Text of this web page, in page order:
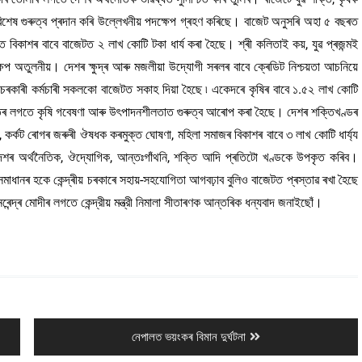
গুৰুত্ব প্ৰদান কৰি উল্লেখনীয় পদক্ষেপ গ্ৰহণ কৰিছে। বাজেট অনুসৰি অহা ৫ বছৰত
বাবে বাজেটত ২ লাখ কোটি টকা ধাৰ্য কৰা হৈছে। শ্ৰী কলিতাই কয়, যুৱ প্ৰজন্মই
অতুলনীয়। দেশৰ ক্ষুদ্ৰ আৰু মজলীয়া উদ্যোগী সৰলৰ বাবে ক্ৰেডিট নিশ্চয়তা আচনিয়ে
কৰ্মচাৰী সকলকো বাজেটত সকাহ দিয়া হৈছে ৷ একেদৰে কৃষিৰ বাবে ১.৫২ লাখ কোটি
লগতে কৃষি গবেষণা আৰু উৎপাদনশীলতাত গুৰুত্ব আৰোপ কৰা হৈছে। দেশৰ শক্তিখণ্ডৰ
ৰোগৰ জৰুৰী ঔষধক কৰমুক্ত ঘোষণা, মহিলা সমাজৰ বিকাশৰ বাবে ৩ লাখ কোটি ধাৰ্য্য
অৰ্থনৈতিক, ঔদ্যোগিক, আন্তঃগাঁথনি, শক্তি আদি প্ৰতিটো খণ্ডকে উপকৃত কৰিব।
হকে কেন্দ্ৰীয় চৰকাৰে সহায়-সহযোগিতা আগবঢ়াব বুলিও বাজেটত প্ৰস্তাৱ ৰখা হৈছে
মোদীৰ লগতে কেন্দ্রীয় মন্ত্রী নিমালা সীতাৰণক আন্তৰিক ধন্যবাদ জনাইছোঁ।
Next
post:
নেপালত ভয়ংকৰ বিমান দুৰ্ঘটনা